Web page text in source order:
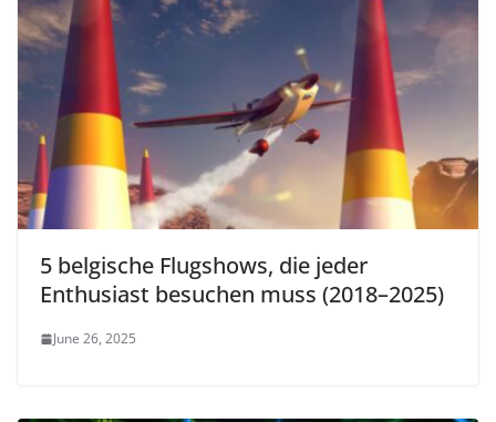
5 belgische Flugshows, die jeder
Enthusiast besuchen muss (2018–2025)
June 26, 2025